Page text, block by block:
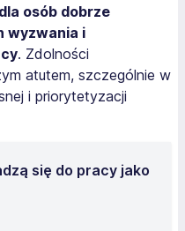
osób dobrze
wyzwania i
. Zdolności
atutem, szczególnie w
i priorytetyzacji
się do pracy jako